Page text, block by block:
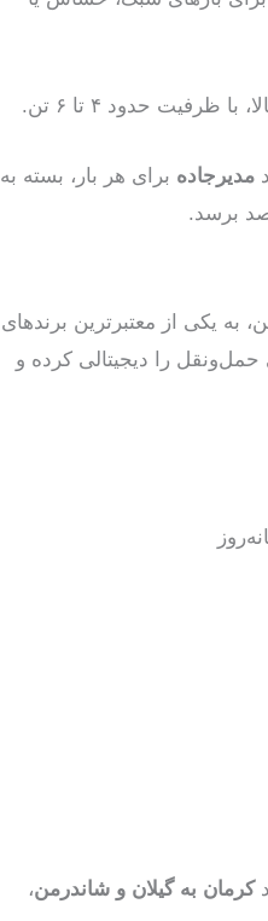
ظرفیت حدود ۴ تا ۶ تن.
مدیرجاده برای هر بار، بسته به
برسد.
به یکی از معتبرترین برندهای
حمل‌ونقل را دیجیتالی کرده و
کرمان به گیلان و شاندرمن،